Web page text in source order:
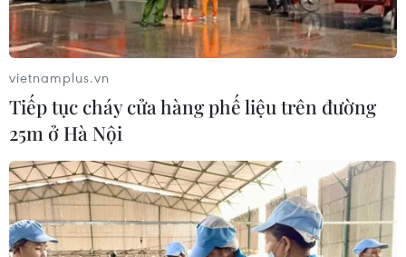
Trung Quốc sắp cắt giảm tỷ lệ dự trữ bắt
buộc với ngân hàng nhỏ
vietnamplus.vn
Tiếp tục cháy cửa hàng phế liệu trên đường
25m ở Hà Nội